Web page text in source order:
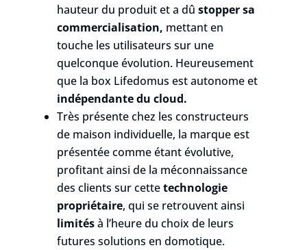
hauteur du produit et a dûstopper sa
commercialisation, mettant en
touche les utilisateurs sur une
quelconque évolution. Heureusement
que la box Lifedomus est autonome et
indépendante du cloud.
Très présente chez les constructeurs
de maison individuelle, la marque est
présentée comme étant évolutive,
profitant ainsi de la méconnaissance
des clients sur cettetechnologie
propriétaire, qui se retrouvent ainsi
limitésà l’heure du choix de leurs
futures solutions en domotique.